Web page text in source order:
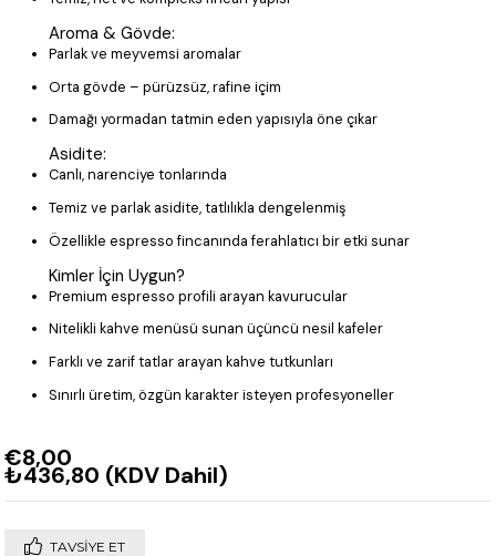
Aroma & Gövde:
Parlak ve meyvemsi aromalar
Orta gövde – pürüzsüz, rafine içim
Damağı yormadan tatmin eden yapısıyla öne çıkar
Asidite:
Canlı, narenciye tonlarında
Temiz ve parlak asidite, tatlılıkla dengelenmiş
Özellikle espresso fincanında ferahlatıcı bir etki sunar
Kimler İçin Uygun?
Premium espresso profili arayan kavurucular
Nitelikli kahve menüsü sunan üçüncü nesil kafeler
Farklı ve zarif tatlar arayan kahve tutkunları
Sınırlı üretim, özgün karakter isteyen profesyoneller
€8,00
₺436,80 (KDV Dahil)
TAVSIYE ET